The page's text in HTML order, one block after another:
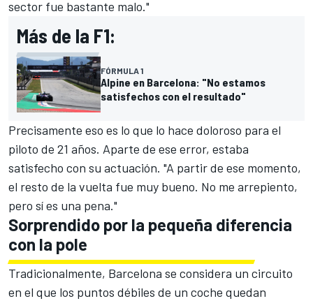
sector fue bastante malo."
Más de la F1:
FÓRMULA 1
Alpine en Barcelona: "No estamos
satisfechos con el resultado"
Precisamente eso es lo que lo hace doloroso para el
piloto de 21 años. Aparte de ese error, estaba
satisfecho con su actuación. "A partir de ese momento,
el resto de la vuelta fue muy bueno. No me arrepiento,
pero sí es una pena."
Sorprendido por la pequeña diferencia
con la pole
Tradicionalmente, Barcelona se considera un circuito
en el que los puntos débiles de un coche quedan